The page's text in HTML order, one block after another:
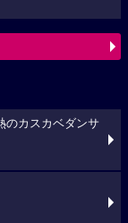
のカスカベダンサ